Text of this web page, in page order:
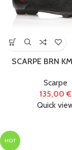
Accessori (434)
Biciclette
E-Bike(86)
Monopattini
Elettrici
SCARPE BRN
Scarpe
135,00€
Quick
HOT